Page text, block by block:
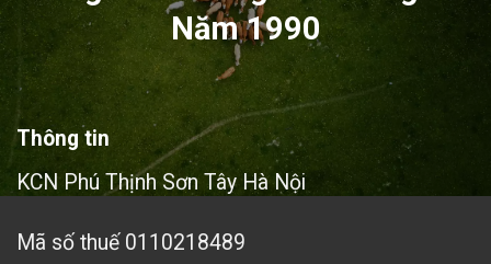
Năm 1990
Thông tin
KCN Phú Thịnh Sơn Tây Hà Nội
Mã số thuế 0110218489